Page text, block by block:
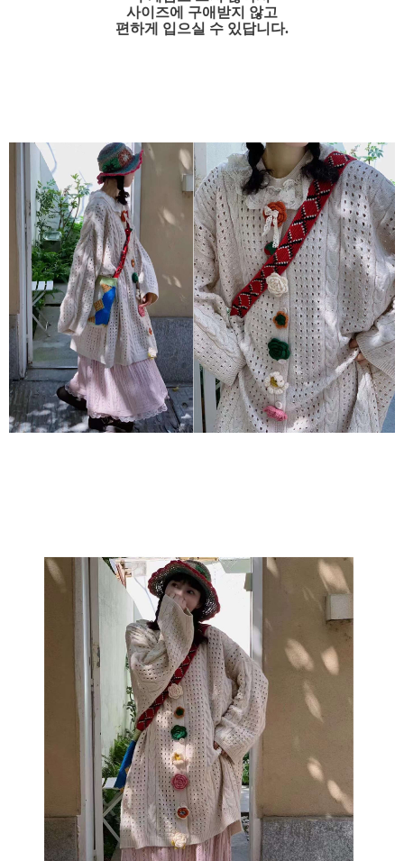
사이즈에 구애받지 않고
편하게 입으실 수 있답니다.